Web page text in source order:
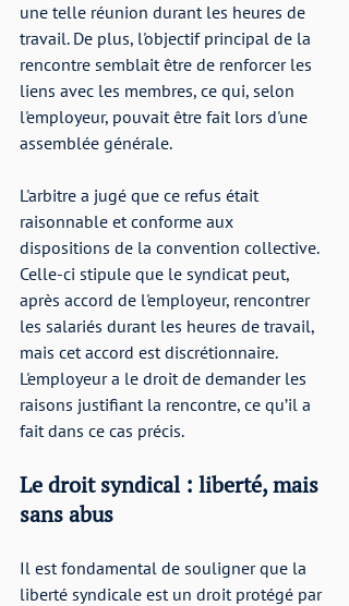
une telle réunion durant les heures de
travail. De plus, l'objectif principal de la
rencontre semblait être de renforcer les
liens avec les membres, ce qui, selon
l'employeur, pouvait être fait lors d'une
assemblée générale.
L'arbitre a jugé que ce refus était
raisonnable et conforme aux
dispositions de la convention collective.
Celle-ci stipule que le syndicat peut,
après accord de l'employeur, rencontrer
les salariés durant les heures de travail,
mais cet accord est discrétionnaire.
L'employeur a le droit de demander les
raisons justifiant la rencontre, ce qu’il a
fait dans ce cas précis.
Le droit syndical : liberté, mais
sans abus
Il est fondamental de souligner que la
liberté syndicale est un droit protégé par